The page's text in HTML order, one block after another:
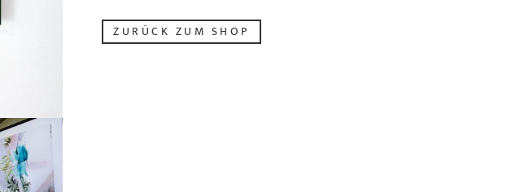
€75,00€55,00.
PRINT
Menge
ZURÜCK ZUM SHOP